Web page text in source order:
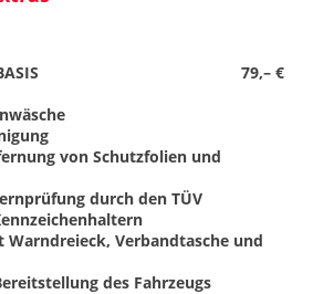
79,– €
von Schutzfolien und
durch den TÜV
Verbandtasche und
des Fahrzeugs